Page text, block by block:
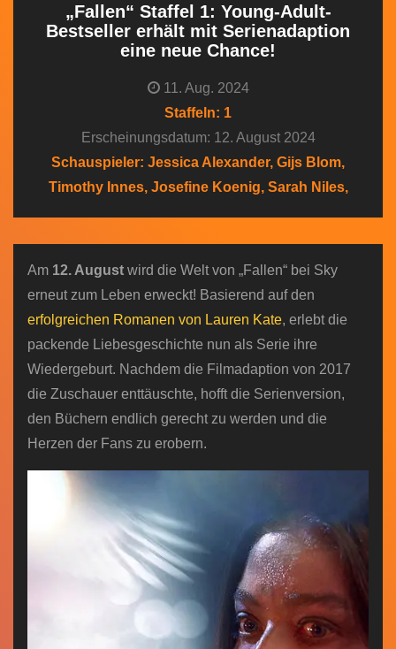
„Fallen“ Staffel 1: Young-Adult-
Bestseller erhält mit Serienadaption
eine neue Chance!
11. Aug. 2024
Staffeln: 1
Erscheinungsdatum: 12. August 2024
Schauspieler: Jessica Alexander, Gijs Blom,
Timothy Innes, Josefine Koenig, Sarah Niles,
Am 12. August wird die Welt von „Fallen“ bei Sky
erneut zum Leben erweckt! Basierend auf den
erfolgreichen Romanen von Lauren Kate, erlebt die
packende Liebesgeschichte nun als Serie ihre
Wiedergeburt. Nachdem die Filmadaption von 2017
die Zuschauer enttäuschte, hofft die Serienversion,
den Büchern endlich gerecht zu werden und die
Herzen der Fans zu erobern.